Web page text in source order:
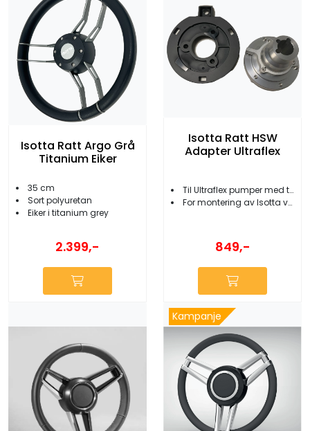
Isotta Ratt Argo Grå
Titanium Eiker
35 cm
Sort polyuretan
Eiker i titanium grey
2.399,-
Isotta Ratt HSW
Adapter Ultraflex
Til Ultraflex pumper med tilt
For montering av Isotta varmeratt
849,-
Kampanje